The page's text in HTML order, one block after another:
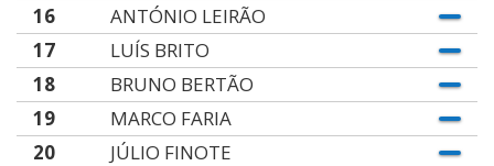
16
ANTÓNIO LEIRÃO
17
LUÍS BRITO
18
BRUNO BERTÃO
19
MARCO FARIA
20
JÚLIO FINOTE